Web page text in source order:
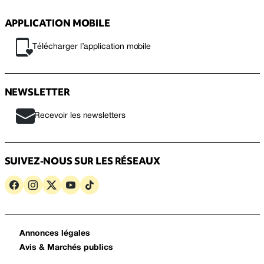
APPLICATION MOBILE
Télécharger l’application mobile
NEWSLETTER
Recevoir les newsletters
SUIVEZ-NOUS SUR LES RÉSEAUX
Annonces légales
Avis & Marchés publics